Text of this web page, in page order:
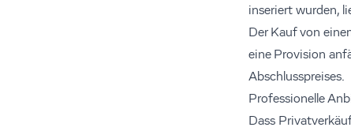
inseriert wurden,
Der Kauf von
eine Provision
Abschlusspreises.
Professionelle
Dass